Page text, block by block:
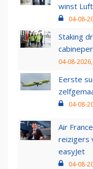
winst
04-08-
Staking
04-08-
Eerste
04-08-
Air
reizigers
easyJet
04-08-